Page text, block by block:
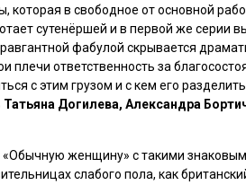
которая в свободное от основной
сутенёршей и в первой же серии
фабулой скрывается
ответственность за
с этим грузом и с кем его
Татьяна Догилева, Александра
женщину» с такими
слабого пола, как